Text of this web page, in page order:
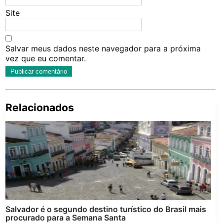
Site
Salvar meus dados neste navegador para a próxima
vez que eu comentar.
Relacionados
Salvador é o segundo destino turístico do Brasil mais
procurado para a Semana Santa